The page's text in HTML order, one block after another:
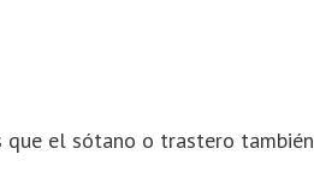
que el sótano o trastero también